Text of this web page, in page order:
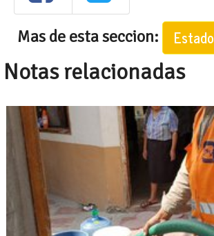
Mas de esta seccion: Estado
Notas relacionadas